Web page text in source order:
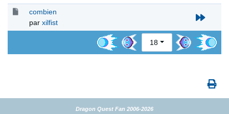
combien
par xilfist
18
Dragon Quest Fan 2006-2026